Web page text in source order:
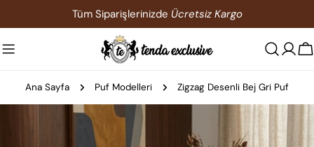
atla
Tüm Siparişlerinizde Ücretsiz Kargo
Ana Sayfa Puf Modelleri Zigzag Desenli Bej Gri Puf
bilgilerine